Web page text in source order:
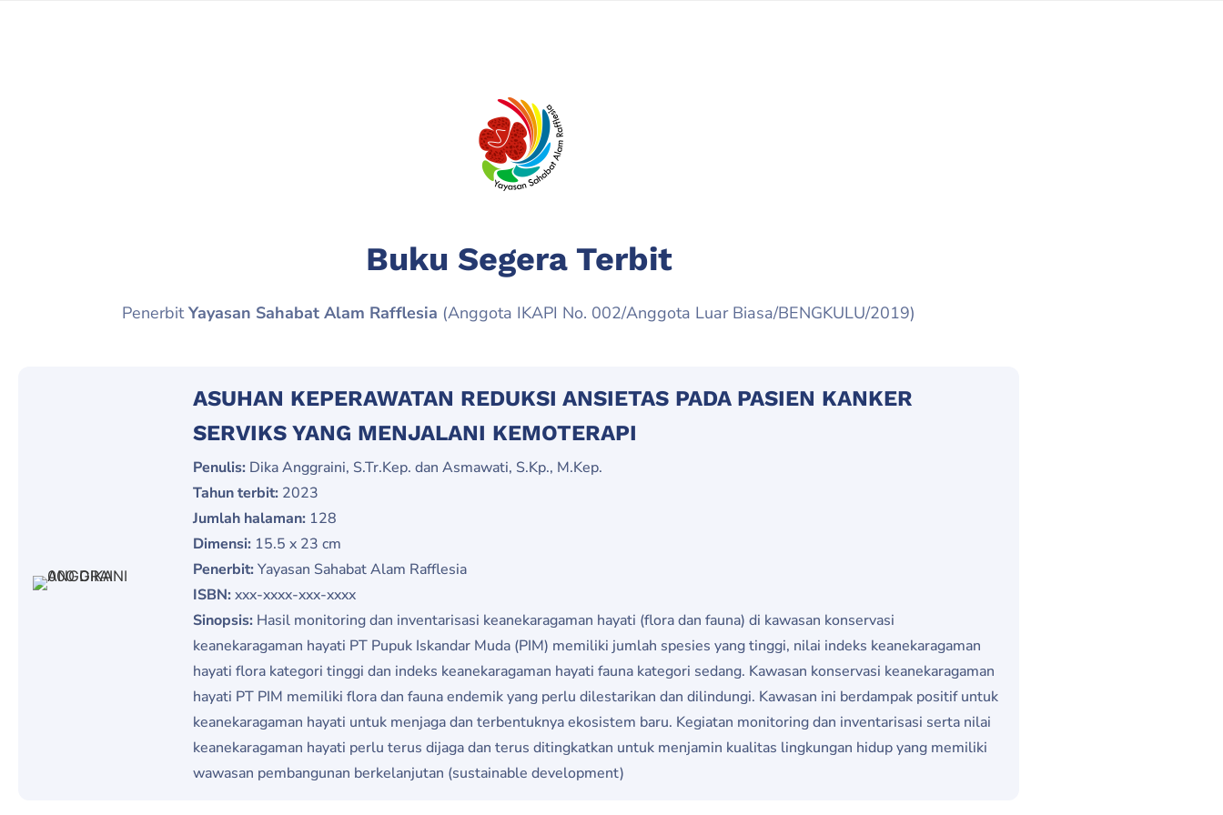
Buku Segera Terbit
PenerbitYayasan Sahabat Alam Rafflesia (Anggota IKAPI No. 002/Anggota Luar Biasa/BENGKULU/2019)
ASUHAN KEPERAWATAN REDUKSI ANSIETAS PADA PASIEN KANKER
SERVIKS YANG MENJALANI KEMOTERAPI
Penulis: Dika Anggraini, S.Tr.Kep. dan Asmawati, S.Kp., M.Kep.
Tahun terbit: 2023
Jumlah halaman: 128
Dimensi: 15.5 x 23 cm
Penerbit:Yayasan Sahabat Alam Rafflesia
ISBN:xxx-xxxx-xxx-xxxx
Sinopsis: Hasil monitoring dan inventarisasi keanekaragaman hayati (flora dan fauna) di kawasan konservasi
keanekaragaman hayati PT Pupuk Iskandar Muda (PIM) memiliki jumlah spesies yang tinggi, nilai indeks keanekaragaman
hayati flora kategori tinggi dan indeks keanekaragaman hayati fauna kategori sedang. Kawasan konservasi keanekaragaman
hayati PT PIM memiliki flora dan fauna endemik yang perlu dilestarikan dan dilindungi. Kawasan ini berdampak positif untuk
keanekaragaman hayati untuk menjaga dan terbentuknya ekosistem baru. Kegiatan monitoring dan inventarisasi serta nilai
keanekaragaman hayati perlu terus dijaga dan terus ditingkatkan untuk menjamin kualitas lingkungan hidup yang memiliki
wawasan pembangunan berkelanjutan (sustainable development)